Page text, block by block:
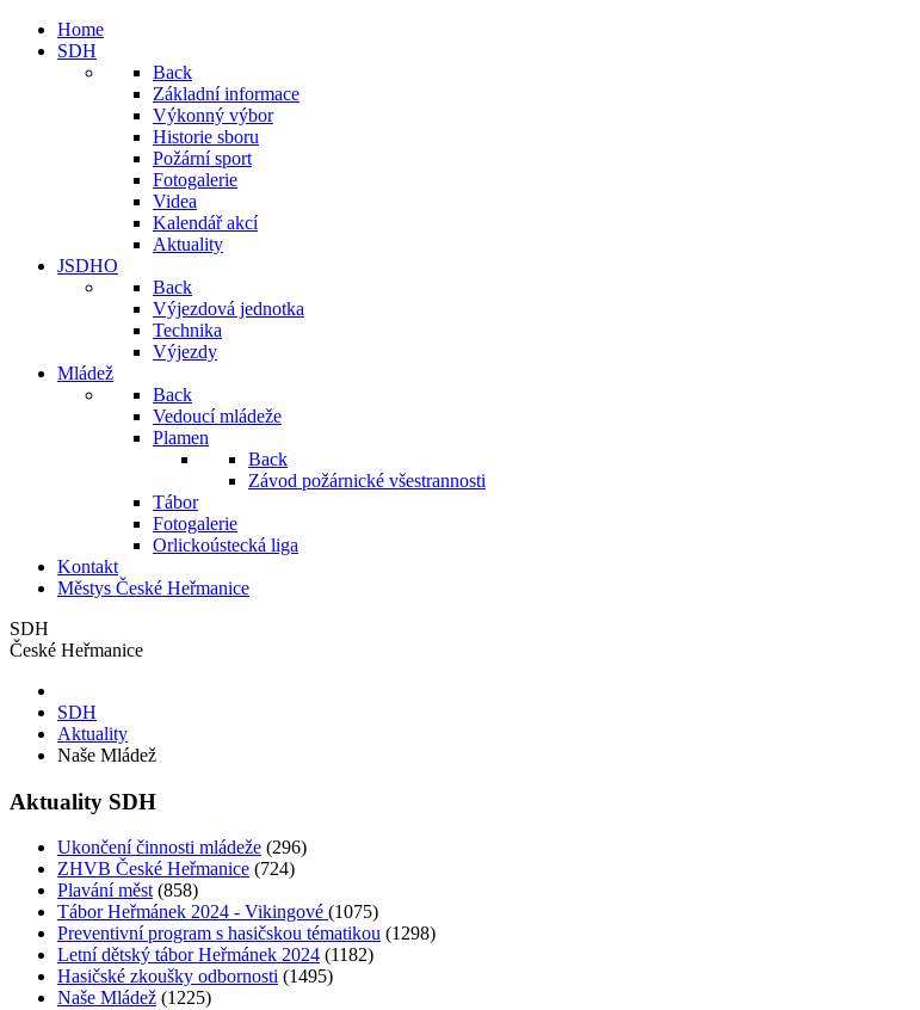
Home
SDH
Back
Základní informace
Výkonný výbor
Historie sboru
Požární sport
Fotogalerie
Videa
Kalendář akcí
Aktuality
JSDHO
Back
Výjezdová jednotka
Technika
Výjezdy
Mládež
Back
Vedoucí mládeže
Plamen
Back
Závod požárnické všestrannosti
Tábor
Fotogalerie
Orlickoústecká liga
Kontakt
Městys České Heřmanice
SDH
České Heřmanice
SDH
Aktuality
Naše Mládež
Aktuality SDH
Ukončení činnosti mládeže (296)
ZHVB České Heřmanice (724)
Plavání měst (858)
Tábor Heřmánek 2024 - Vikingové (1075)
Preventivní program s hasičskou tématikou (1298)
Letní dětský tábor Heřmánek 2024 (1182)
Hasičské zkoušky odbornosti (1495)
Naše Mládež (1225)